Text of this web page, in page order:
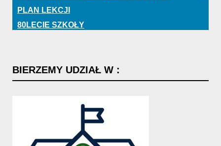
PLAN LEKCJI
80LECIE SZKOŁY
BIERZEMY UDZIAŁ W :